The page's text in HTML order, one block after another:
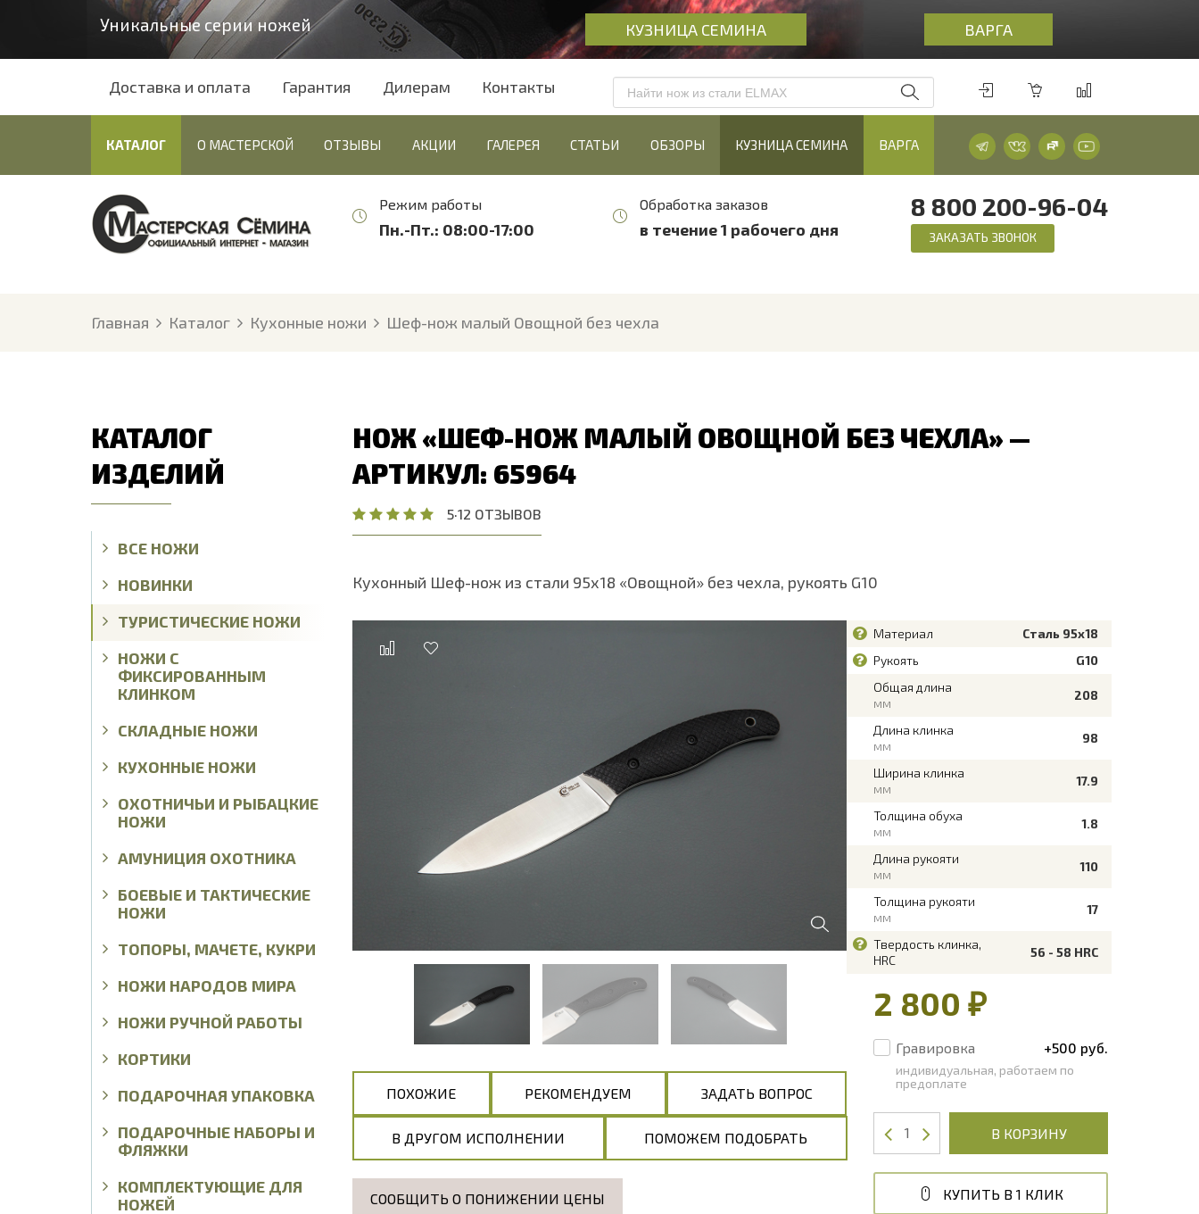
Уникальные серии ножей КУЗНИЦА СЕМИНА ВАРГА
Доставка и оплата Гарантия Дилерам Контакты
КАТАЛОГ О МАСТЕРСКОЙ ОТЗЫВЫ АКЦИИ ГАЛЕРЕЯ СТАТЬИ ОБЗОРЫ КУЗНИЦА СЕМИНА ВАРГА
Режим работы
Пн.-Пт.: 08:00-17:00
Обработка заказов
в течение 1 рабочего дня
8 800 200-96-04
ЗАКАЗАТЬ ЗВОНОК
Главная Каталог Кухонные ножи Шеф-нож малый Овощной без чехла
НОЖ «ШЕФ-НОЖ МАЛЫЙ ОВОЩНОЙ БЕЗ ЧЕХЛА» —
АРТИКУЛ: 65964
5·12 ОТЗЫВОВ
Кухонный Шеф-нож из стали 95х18 «Овощной» без чехла, рукоять G10
ПОХОЖИЕ РЕКОМЕНДУЕМ ЗАДАТЬ ВОПРОС
В ДРУГОМ ИСПОЛНЕНИИ ПОМОЖЕМ ПОДОБРАТЬ
СООБЩИТЬ О ПОНИЖЕНИИ ЦЕНЫ
Материал
Сталь 95х18
Рукоять
G10
Общая длина
мм
208
Длина клинка
мм
98
Ширина клинка
мм
17.9
Толщина обуха
мм
1.8
Длина рукояти
мм
110
Толщина рукояти
мм
17
Твердость клинка,
HRC
56 - 58 HRC
2 800 ₽
Гравировка +500 руб.
индивидуальная, работаем по
предоплате
В КОРЗИНУ
КУПИТЬ В 1 КЛИК
КАТАЛОГ
ИЗДЕЛИЙ
ВСЕ НОЖИ
НОВИНКИ
ТУРИСТИЧЕСКИЕ НОЖИ
НОЖИ С
ФИКСИРОВАННЫМ
КЛИНКОМ
СКЛАДНЫЕ НОЖИ
КУХОННЫЕ НОЖИ
ОХОТНИЧЬИ И РЫБАЦКИЕ
НОЖИ
АМУНИЦИЯ ОХОТНИКА
БОЕВЫЕ И ТАКТИЧЕСКИЕ
НОЖИ
ТОПОРЫ, МАЧЕТЕ, КУКРИ
НОЖИ НАРОДОВ МИРА
НОЖИ РУЧНОЙ РАБОТЫ
КОРТИКИ
ПОДАРОЧНАЯ УПАКОВКА
ПОДАРОЧНЫЕ НАБОРЫ И
ФЛЯЖКИ
КОМПЛЕКТУЮЩИЕ ДЛЯ
НОЖЕЙ